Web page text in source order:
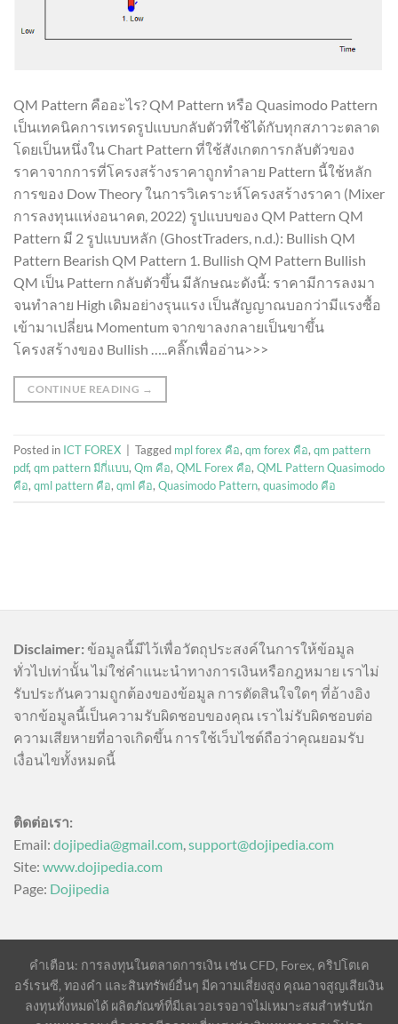
QM Pattern คืออะไร? QM Pattern หรือ Quasimodo Pattern
เป็นเทคนิคการเทรดรูปแบบกลับตัวที่ใช้ได้กับทุกสภาวะตลาด
โดยเป็นหนึ่งใน Chart Pattern ที่ใช้สังเกตการกลับตัวของ
ราคาจากการที่โครงสร้างราคาถูกทำลาย Pattern นี้ใช้หลัก
การของ Dow Theory ในการวิเคราะห์โครงสร้างราคา (Mixer
การลงทุนแห่งอนาคต, 2022) รูปแบบของ QM Pattern QM
Pattern มี 2 รูปแบบหลัก (GhostTraders, n.d.): Bullish QM
Pattern Bearish QM Pattern 1. Bullish QM Pattern Bullish
QM เป็น Pattern กลับตัวขึ้น มีลักษณะดังนี้: ราคามีการลงมา
จนทำลาย High เดิมอย่างรุนแรง เป็นสัญญาณบอกว่ามีแรงซื้อ
เข้ามาเปลี่ยน Momentum จากขาลงกลายเป็นขาขึ้น
โครงสร้างของ Bullish …..คลิ๊กเพื่ออ่าน>>>
CONTINUE READING →
Posted in ICT FOREX Tagged mpl forex คือ, qm forex คือ, qm pattern
pdf, qm pattern มีกี่แบบ, Qm คือ, QML Forex คือ, QML Pattern Quasimodo
คือ, qml pattern คือ, qml คือ, Quasimodo Pattern, quasimodo คือ
Disclaimer: ข้อมูลนี้มีไว้เพื่อวัตถุประสงค์ในการให้ข้อมูล
ทั่วไปเท่านั้น ไม่ใช่คำแนะนำทางการเงินหรือกฎหมาย เราไม่
รับประกันความถูกต้องของข้อมูล การตัดสินใจใดๆ ที่อ้างอิง
จากข้อมูลนี้เป็นความรับผิดชอบของคุณ เราไม่รับผิดชอบต่อ
ความเสียหายที่อาจเกิดขึ้น การใช้เว็บไซต์ถือว่าคุณยอมรับ
เงื่อนไขทั้งหมดนี้
ติดต่อเรา:
Email: dojipedia@gmail.com support@dojipedia.com
Site: www.dojipedia.com
Page: Dojipedia
คำเตือน: การลงทุนในตลาดการเงิน เช่น CFD, Forex, คริปโตเค
อร์เรนซี, ทองคำ และสินทรัพย์อื่นๆ มีความเสี่ยงสูง คุณอาจสูญเสียเงิน
ลงทุนทั้งหมดได้ ผลิตภัณฑ์ที่มีเลเวอเรจอาจไม่เหมาะสมสำหรับนัก